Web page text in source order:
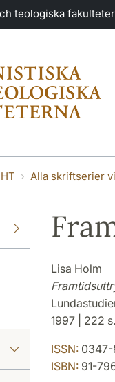
teologiska
Alla skriftserier
Lisa Holm
1997 | 222
ISSN:0347-
ISBN:91-